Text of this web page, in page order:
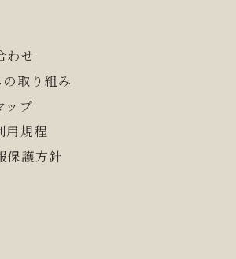
わせ
取り組み
ップ
用規程
保護方針